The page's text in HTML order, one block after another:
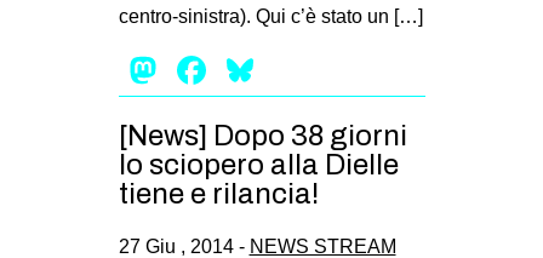
centro-sinistra). Qui c’è stato un […]
Mastodon
Facebook
[News] Dopo 38 giorni
lo sciopero alla Dielle
tiene e rilancia!
27 Giu , 2014 - NEWS STREAM